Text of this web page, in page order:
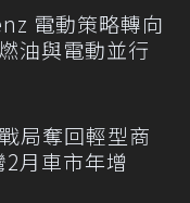
電動策略轉向
油與電動並行
局奪回輕型商
月車市年增